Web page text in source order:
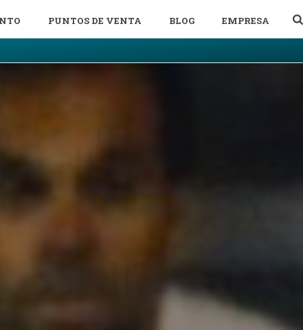
PUNTOS DE VENTA BLOG EMPRESA